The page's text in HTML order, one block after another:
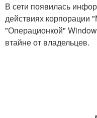
В сети появилась
действиях
"Операционкой"
втайне от владельцев.